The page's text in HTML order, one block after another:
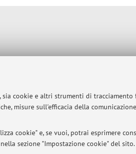
cookie e altri strumenti di
misure sull'efficacia della
cookie" e, se vuoi, potrai esprimere
sezione "Impostazione cookie" del sito.